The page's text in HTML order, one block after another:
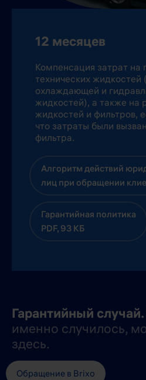
12 месяцев
Компенсация затрат на
технических жидкостей
охлаждающей и
жидкостей), а также на
жидкостей и фильтров,
что затраты были
фильтра.
Алгоритм действий
лиц при обращении
Гарантийная политика
PDF, 93 КБ
Гарантийный случай.
именно случилось,
здесь.
Обращение в Brixo